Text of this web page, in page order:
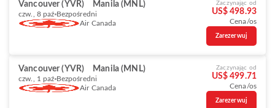
Vancouver (YVR) Manila (MNL)
czw., 8 paź Bezpośredni
Air Canada
Zaczynając od
US$ 498.93
Cena/os
Zarezerwuj
Vancouver (YVR) Manila (MNL)
czw., 1 paź Bezpośredni
Air Canada
Zaczynając od
US$ 499.71
Cena/os
Zarezerwuj